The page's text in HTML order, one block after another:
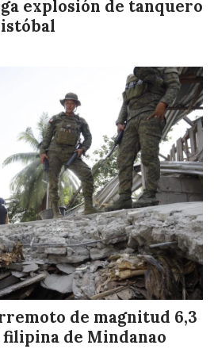
explosión de tanquero
de magnitud 6,3
filipina de Mindanao